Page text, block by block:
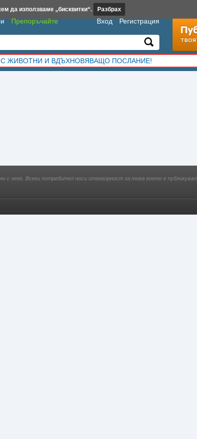
Препоръчайте Вход Регистрация
С ЖИВОТНИ И ВДЪХНОВЯВАЩО ПОСЛАНИЕ!
с него. Всеки потребител носи отговорност за това което е публикувал.
да използваме „бисквитки“. Разбрах